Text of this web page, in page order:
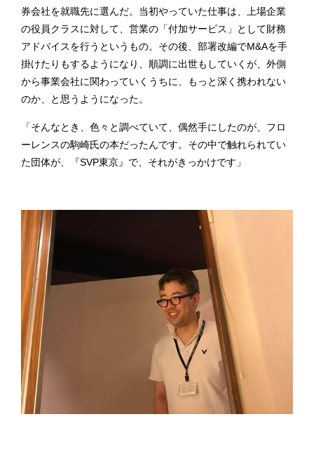
券会社を就職先に選んだ。当初やっていた仕事は、上場企業
の役員クラスに対して、営業の「付加サービス」として財務
アドバイスを行うというもの。その後、部署改編でM&Aを手
掛けたりもするようになり、順調に出世もしていくが、外側
から事業会社に関わっていくうちに、もっと深く携われない
のか、と思うようになった。
「そんなとき、色々と調べていて、偶然手にしたのが、フロ
ーレンスの駒崎氏の本だったんです。その中で触れられてい
た団体が、『SVP東京』で、それがきっかけです」